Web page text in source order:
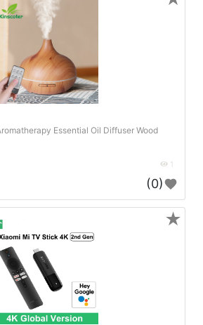
Essential Oil Diffuser Wood
1
(0)
★